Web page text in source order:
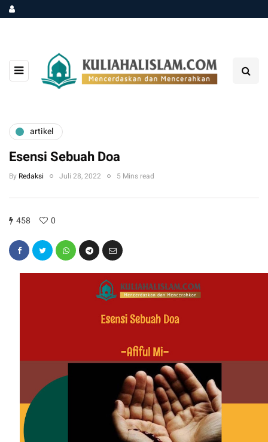
artikel
Esensi Sebuah Doa
By Redaksi Juli 28, 2022 5 Mins read
458 0